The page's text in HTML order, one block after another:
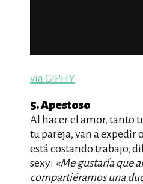
via GIPHY
5. Apestoso
Al hacer el amor, tanto
tu pareja, van a expedir
está costando trabajo,
sexy: «Me gustaría que
compartiéramos una